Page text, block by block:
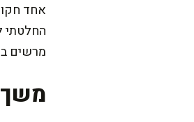
אחד
החלטתי
מרשים
משך